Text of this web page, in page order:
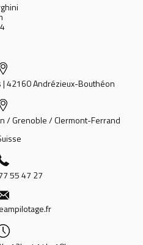
| 42160 Andrézieux-Bouthéon
/ Grenoble / Clermont-Ferrand
55 47 27